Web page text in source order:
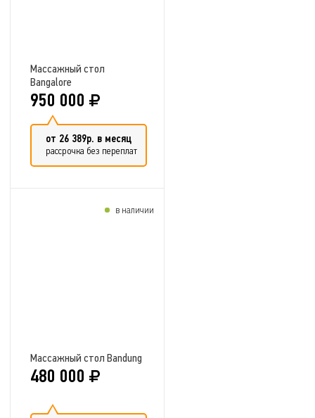
Массажный стол
Bangalore
950 000
от 26 389р. в месяц
рассрочка без переплат
Массажный стол Bandung
480 000
в наличии